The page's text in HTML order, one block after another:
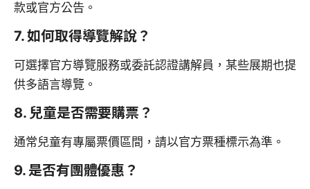
款或官方公告。
7. 如何取得導覽解說？
可選擇官方導覽服務或委託認證講解員，某些展期也提
供多語言導覽。
8. 兒童是否需要購票？
通常兒童有專屬票價區間，請以官方票種標示為準。
9. 是否有團體優惠？